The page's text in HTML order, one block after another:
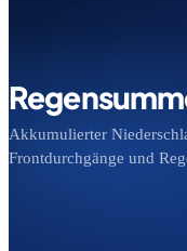
Akkumulierter
Frontdurchgänge und